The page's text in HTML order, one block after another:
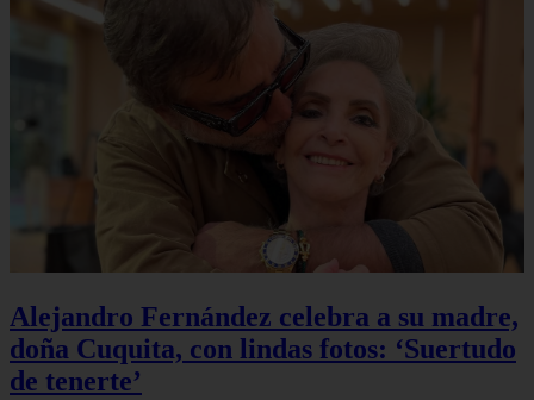
Alejandro Fernández celebra a su madre,
doña Cuquita, con lindas fotos: ‘Suertudo
de tenerte’